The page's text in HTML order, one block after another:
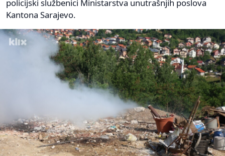
policijski službenici Ministarstva unutrašnjih poslova
Kantona Sarajevo.